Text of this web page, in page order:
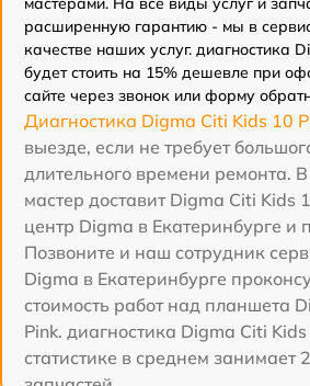
расширенную гарантию - мы в
качестве наших услуг. диагностика
будет стоить на 15% дешевле при
сайте через звонок или форму
Диагностика Digma Citi Kids 10
выезде, если не требует
длительного времени ремонта.
мастер доставит Digma Citi Kids
центр Digma в Екатеринбурге и
Позвоните и наш сотрудник
Digma в Екатеринбурге
стоимость работ над планшета
Pink. диагностика Digma Citi
статистике в среднем занимает